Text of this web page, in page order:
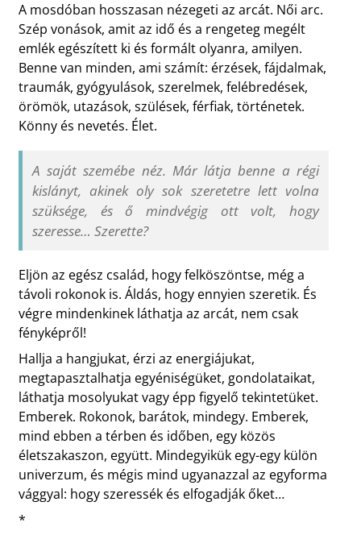
A mosdóban hosszasan nézegeti az arcát. Női arc.
Szép vonások, amit az idő és a rengeteg megélt
emlék egészített ki és formált olyanra, amilyen.
Benne van minden, ami számít: érzések, fájdalmak,
traumák, gyógyulások, szerelmek, felébredések,
örömök, utazások, szülések, férfiak, történetek.
Könny és nevetés. Élet.
A saját szemébe néz. Már látja benne a régi
kislányt, akinek oly sok szeretetre lett volna
szüksége, és ő mindvégig ott volt, hogy
szeresse… Szerette?
Eljön az egész család, hogy felköszöntse, még a
távoli rokonok is. Áldás, hogy ennyien szeretik. És
végre mindenkinek láthatja az arcát, nem csak
fényképről!
Hallja a hangjukat, érzi az energiájukat,
megtapasztalhatja egyéniségüket, gondolataikat,
láthatja mosolyukat vagy épp figyelő tekintetüket.
Emberek. Rokonok, barátok, mindegy. Emberek,
mind ebben a térben és időben, egy közös
életszakaszon, együtt. Mindegyikük egy-egy külön
univerzum, és mégis mind ugyanazzal az egyforma
vággyal: hogy szeressék és elfogadják őket…
*